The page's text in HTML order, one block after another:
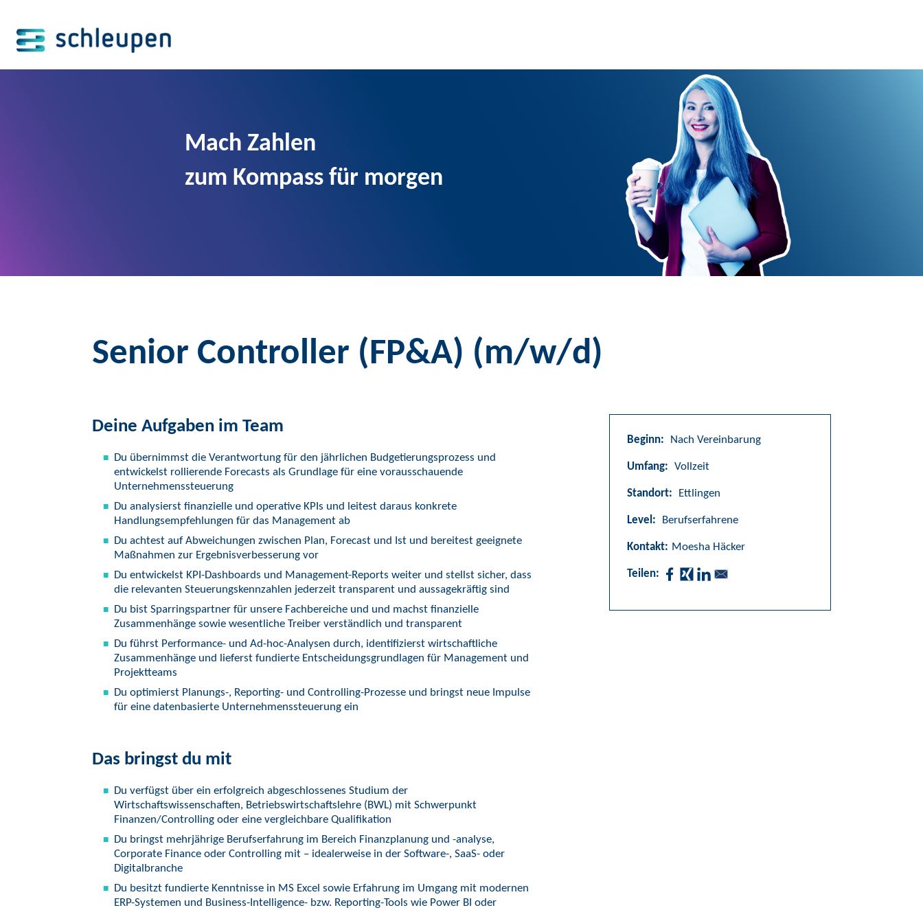
Mach Zahlen
zum Kompass für morgen
Senior Controller (FP&A) (m/w/d)
Deine Aufgaben im Team
Du übernimmst die Verantwortung für den jährlichen Budgetierungsprozess und
entwickelst rollierende Forecasts als Grundlage für eine vorausschauende
Unternehmenssteuerung
Du analysierst finanzielle und operative KPIs und leitest daraus konkrete
Handlungsempfehlungen für das Management ab
Du achtest auf Abweichungen zwischen Plan, Forecast und Ist und bereitest geeignete
Maßnahmen zur Ergebnisverbesserung vor
Du entwickelst KPI-Dashboards und Management-Reports weiter und stellst sicher, dass
die relevanten Steuerungskennzahlen jederzeit transparent und aussagekräftig sind
Du bist Sparringspartner für unsere Fachbereiche und und machst finanzielle
Zusammenhänge sowie wesentliche Treiber verständlich und transparent
Du führst Performance- und Ad-hoc-Analysen durch, identifizierst wirtschaftliche
Zusammenhänge und lieferst fundierte Entscheidungsgrundlagen für Management und
Projektteams
Du optimierst Planungs-, Reporting- und Controlling-Prozesse und bringst neue Impulse
für eine datenbasierte Unternehmenssteuerung ein
Das bringst du mit
Du verfügst über ein erfolgreich abgeschlossenes Studium der
Wirtschaftswissenschaften, Betriebswirtschaftslehre (BWL) mit Schwerpunkt
Finanzen/Controlling oder eine vergleichbare Qualifikation
Du bringst mehrjährige Berufserfahrung im Bereich Finanzplanung und -analyse,
Corporate Finance oder Controlling mit – idealerweise in der Software-, SaaS- oder
Digitalbranche
Du besitzt fundierte Kenntnisse in MS Excel sowie Erfahrung im Umgang mit modernen
ERP-Systemen und Business-Intelligence- bzw. Reporting-Tools wie Power BI oder
Beginn: Nach Vereinbarung
Umfang: Vollzeit
Standort: Ettlingen
Level: Berufserfahrene
Kontakt: Moesha Häcker
Teilen: